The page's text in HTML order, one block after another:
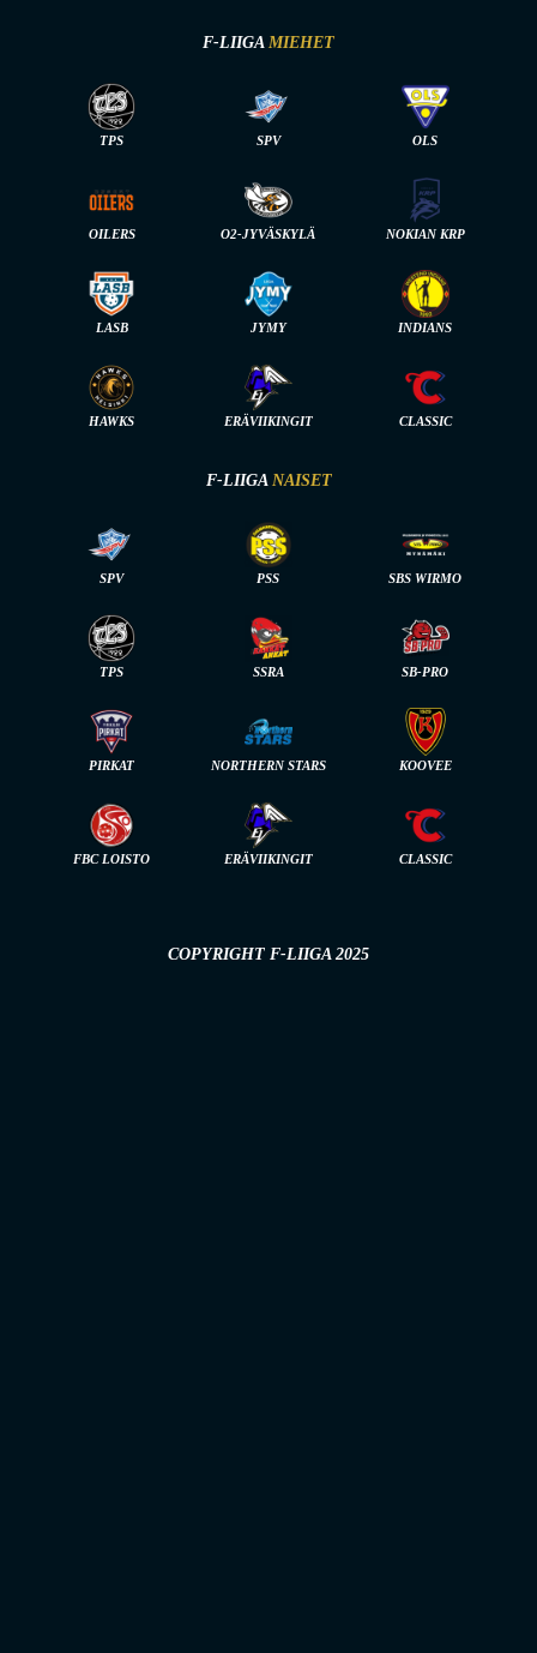
F-LIIGA MIEHET
TPS SPV OLS
OILERS O2-JYVÄSKYLÄ NOKIAN KRP
LASB JYMY INDIANS
HAWKS ERÄVIIKINGIT CLASSIC
F-LIIGA NAISET
SPV PSS SBS WIRMO
TPS SSRA SB-PRO
PIRKAT NORTHERN STARS KOOVEE
FBC LOISTO ERÄVIIKINGIT CLASSIC
COPYRIGHT F-LIIGA 2025